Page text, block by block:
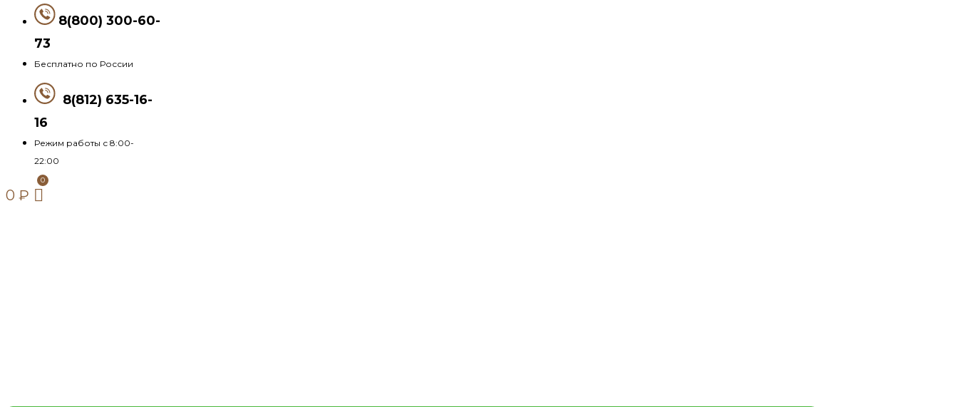
8(800) 300-60-
73
Бесплатно по России
8(812) 635-16-
16
Режим работы с 8:00-
22:00
0 ₽